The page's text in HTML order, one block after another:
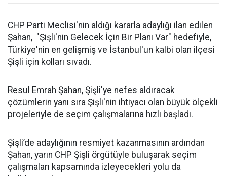
CHP Parti Meclisi'nin aldığı kararla adaylığı ilan edilen
Şahan, "Şişli'nin Gelecek İçin Bir Planı Var" hedefiyle,
Türkiye'nin en gelişmiş ve İstanbul'un kalbi olan ilçesi
Şişli için kolları sıvadı.
Resul Emrah Şahan, Şişli'ye nefes aldıracak
çözümlerin yanı sıra Şişli'nin ihtiyacı olan büyük ölçekli
projeleriyle de seçim çalışmalarına hızlı başladı.
Şişli’de adaylığının resmiyet kazanmasının ardından
Şahan, yarın CHP Şişli örgütüyle buluşarak seçim
çalışmaları kapsamında izleyecekleri yolu da